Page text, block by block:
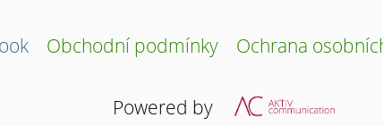
Obchodní podmínky Ochrana
Powered by